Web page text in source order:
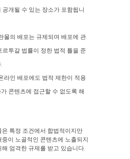
공개될 수 있는 장소가 포함됩니
물의 배포는 규제되며 배포에 관
르투갈 법률이 정한 법적 틀을 준
라인 배포에도 법적 제한이 적용
콘텐츠에 접근할 수 없도록 해
은 특정 조건에서 합법적이지만
이 노골적인 콘텐츠에 노출되지
엄격한 규제를 받고 있습니다.